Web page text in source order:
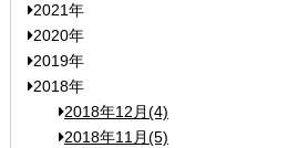
2021年
2020年
2019年
2018年
2018年12月(4)
2018年11月(5)